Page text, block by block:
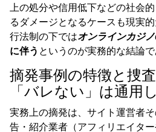
上の処分や信用低下などの社会
るダメージとなるケースも現実
行法制の下ではオンラインカジノ
に伴う というのが実務的な結論で
摘発事例の特徴と捜
「バレない」は通用
実務上の摘発は、サイト運営者
告・紹介業者（アフィリエイター